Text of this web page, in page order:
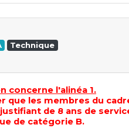
Technique
concerne l'alinéa 1.
que les membres du
de 8 ans de
de catégorie B.